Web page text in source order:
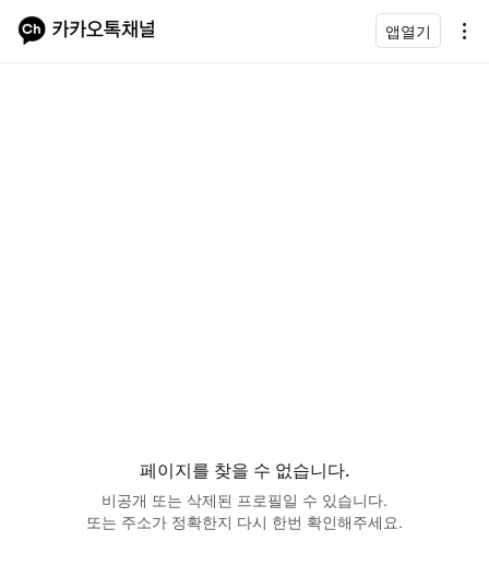
앱열기
페이지를 찾을 수 없습니다.
비공개 또는 삭제된 프로필일 수 있습니다.
또는 주소가 정확한지 다시 한번 확인해주세요.